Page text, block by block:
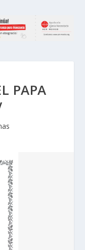
PAPA